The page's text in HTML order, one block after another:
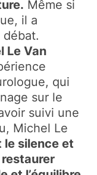
Même si
il a
Le Van
qui
sur le
suivi une
Michel Le
le silence et